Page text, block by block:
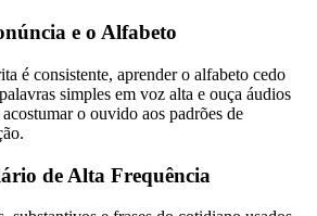
e o Alfabeto
é consistente, aprender o alfabeto cedo
simples em voz alta e ouça áudios
o ouvido aos padrões de
de Alta Frequência